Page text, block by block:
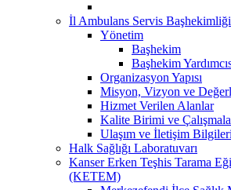
İl Ambulans Servis Başhekimliği
Yönetim
Başhekim
Başhekim
Organizasyon Yapısı
Misyon, Vizyon ve
Hizmet Verilen Alanlar
Kalite Birimi ve
Ulaşım ve İletişim Bilgileri
Halk Sağlığı Laboratuvarı
Kanser Erken Teşhis Tarama
(KETEM)